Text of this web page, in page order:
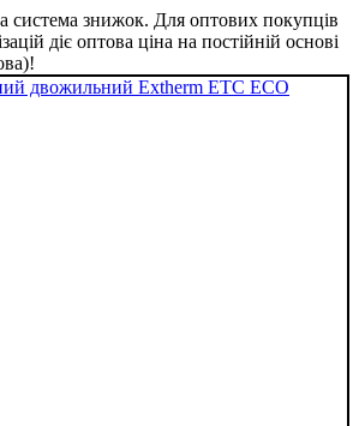
система знижок. Для оптових покупців
діє оптова ціна на постійній основі